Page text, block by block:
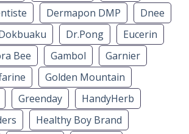
Dermapon DMP
Dnee
Dr.Pong
Eucerin
Bee Gambol
Garnier
Golden Mountain
Greenday
HandyHerb
Healthy Boy Brand